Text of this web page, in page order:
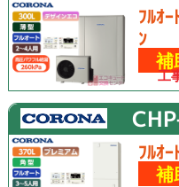
ﾌﾙｵ
ﾝ
補
工
ﾌﾙｵ
補